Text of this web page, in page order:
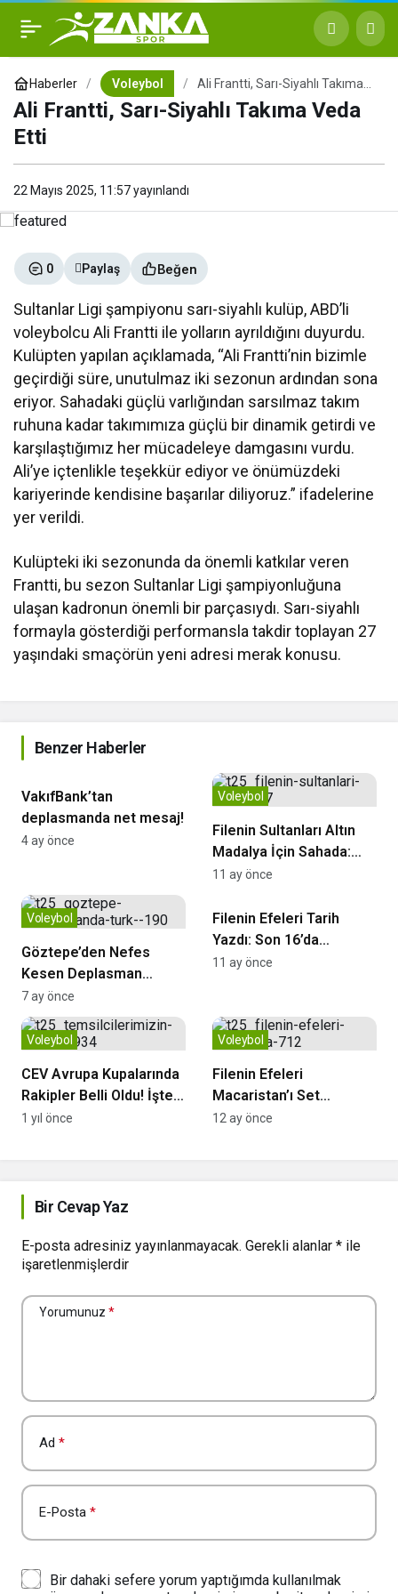
Haberler Voleybol
Ali Frantti, Sarı-Siyahlı Takıma
Ali Frantti, Sarı-Siyahlı Takıma Veda
Etti
22 Mayıs 2025, 11:57yayınlandı
0 Paylaş Beğen
Sultanlar Ligi şampiyonu sarı-siyahlı kulüp, ABD’li
voleybolcu Ali Frantti ile yolların ayrıldığını duyurdu.
Kulüpten yapılan açıklamada, “Ali Frantti’nin bizimle
geçirdiği süre, unutulmaz iki sezonun ardından sona
eriyor. Sahadaki güçlü varlığından sarsılmaz takım
ruhuna kadar takımımıza güçlü bir dinamik getirdi ve
karşılaştığımız her mücadeleye damgasını vurdu.
Ali’ye içtenlikle teşekkür ediyor ve önümüzdeki
kariyerinde kendisine başarılar diliyoruz.” ifadelerine
yer verildi.
Kulüpteki iki sezonunda da önemli katkılar veren
Frantti, bu sezon Sultanlar Ligi şampiyonluğuna
ulaşan kadronun önemli bir parçasıydı. Sarı-siyahlı
formayla gösterdiği performansla takdir toplayan 27
yaşındaki smaçörün yeni adresi merak konusu.
Ali Frantti, Sarı-Siyahlı
Takıma Veda Etti
Benzer Haberler
VakıfBank’tan
deplasmanda net mesaj!
4 ay önce
Filenin Sultanları Altın
Madalya İçin Sahada:
Rakip İtalya
Voleybol
11 ay önce
Göztepe’den Nefes
Kesen Deplasman
Zaferi
Voleybol
7 ay önce
Filenin Efeleri Tarih
Yazdı: Son 16’da
Hollanda ile Eşleşti
Voleybol
11 ay önce
CEV Avrupa Kupalarında
Rakipler Belli Oldu! İşte
Türk Temsilcilerinin
Voleybol
1 yıl önce
Filenin Efeleri
Macaristan’ı Set
Vermeden Geçti
Voleybol
12 ay önce
Bir Cevap Yaz
E-posta adresiniz yayınlanmayacak. Gerekli alanlar * ile
işaretlenmişlerdir
Yorumunuz *
Ad *
E-Posta *
Bir dahaki sefere yorum yaptığımda kullanılmak